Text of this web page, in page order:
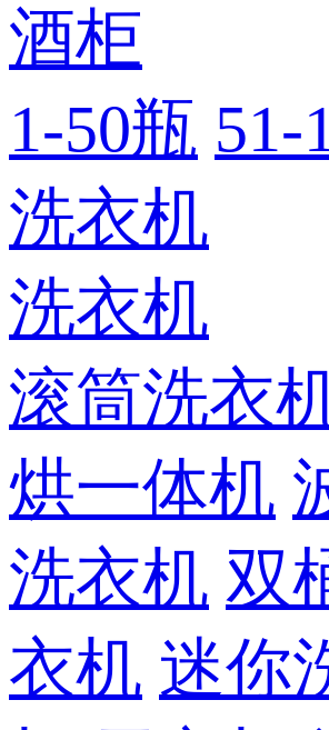
酒柜
1-50瓶 51-
洗衣机
洗衣机
滚筒洗衣
烘一体机
洗衣机 双
衣机 迷你